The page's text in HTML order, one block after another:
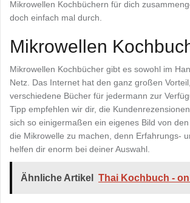
Mikrowellen Kochbüchern für dich
doch einfach mal durch.
Mikrowellen
Mikrowellen Kochbücher gibt es sowohl im
Netz. Das Internet hat den ganz großen
verschiedene Bücher für jedermann zur
Tipp empfehlen wir dir, die
sich so einigermaßen ein eigenes Bild von
die Mikrowelle zu machen, denn Erfahrungs-
helfen dir enorm bei deiner Auswahl.
Ähnliche Artikel Thai Kochbuch -